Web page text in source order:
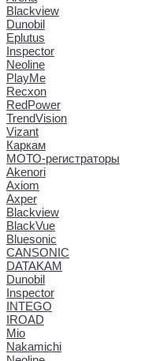
Blackview
Dunobil
Eplutus
Inspector
Neoline
PlayMe
Recxon
RedPower
TrendVision
Vizant
Каркам
МОТО-регистраторы
Akenori
Axiom
Axper
Blackview
BlackVue
Bluesonic
CANSONIC
DATAKAM
Dunobil
Inspector
INTEGO
IROAD
Mio
Nakamichi